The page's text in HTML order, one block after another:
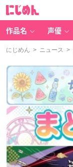
作品名 声優
にじめん > ニュース >